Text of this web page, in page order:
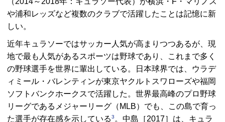
や浦和レッズなど複数のクラブで活躍したことは記憶に新
しい。
近年キュラソーではサッカー人気が高まりつつあるが、現
地で最も人気があるスポーツは野球であり、これまで多く
の野球選手を世界に輩出している。日本球界では、ウラデ
ィミール・バレンティンが東京ヤクルトスワローズや福岡
ソフトバンクホークスで活躍した。世界最高峰のプロ野球
リーグであるメジャーリーグ（ MLB）でも、この島で育っ
た選手が存在感を示している3 。中島［2017］は、キュラ